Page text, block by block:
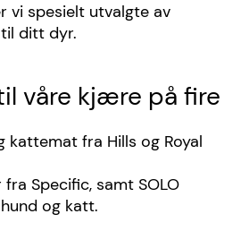
vi spesielt utvalgte av
ditt dyr.
våre kjære på fire
kattemat fra Hills og Royal
Specific, samt SOLO
og katt.